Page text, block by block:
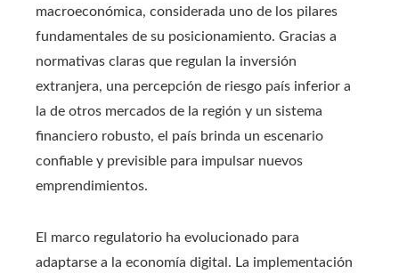
macroeconómica, considerada uno de los pilares
fundamentales de su posicionamiento. Gracias a
normativas claras que regulan la inversión
extranjera, una percepción de riesgo país inferior a
la de otros mercados de la región y un sistema
financiero robusto, el país brinda un escenario
confiable y previsible para impulsar nuevos
emprendimientos.
El marco regulatorio ha evolucionado para
adaptarse a la economía digital. La implementación